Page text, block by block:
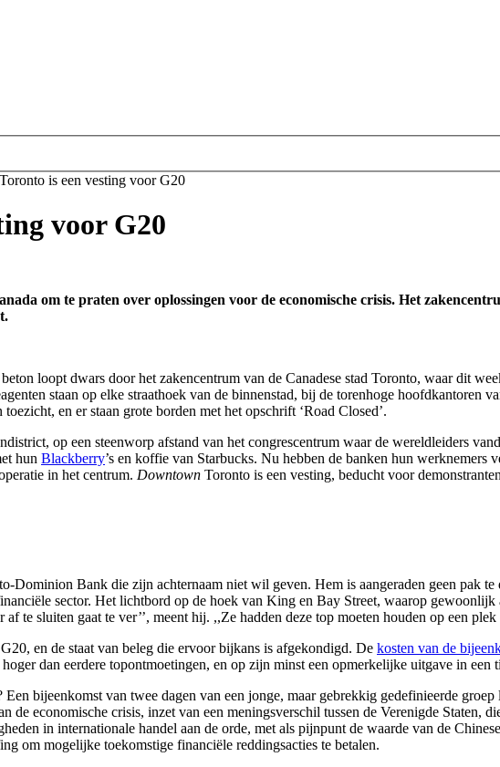
is een vesting voor G20
voor G20
om te praten over oplossingen voor de economische crisis. Het
loopt dwars door het zakencentrum van de Canadese stad Toronto, waar dit
staan op elke straathoek van de binnenstad, bij de torenhoge hoofdkantoren
en er staan grote borden met het opschrift ‘Road Closed’.
op een steenworp afstand van het congrescentrum waar de wereldleiders
hun Blackberry’s en koffie van Starbucks. Nu hebben de banken hun
in het centrum. Downtown Toronto is een vesting, beducht voor
Dominion Bank die zijn achternaam niet wil geven. Hem is aangeraden geen pak
sector. Het lichtbord op de hoek van King en Bay Street, waarop
te sluiten gaat te ver’’, meent hij. ,,Ze hadden deze top moeten houden op een
en de staat van beleg die ervoor bijkans is afgekondigd. De kosten van de
dan eerdere topontmoetingen, en op zijn minst een opmerkelijke uitgave in
bijeenkomst van twee dagen van een jonge, maar gebrekkig gedefinieerde
de economische crisis, inzet van een meningsverschil tussen de Verenigde
in internationale handel aan de orde, met als pijnpunt de waarde van de
om mogelijke toekomstige financiële reddingsacties te betalen.